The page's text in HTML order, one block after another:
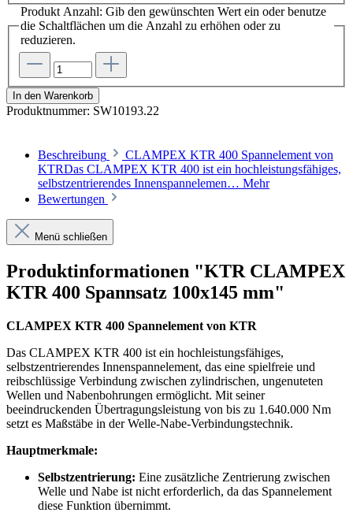
Produkt Anzahl: Gib den gewünschten Wert ein oder benutze
die Schaltflächen um die Anzahl zu erhöhen oder zu
reduzieren.
In den Warenkorb
Produktnummer: SW10193.22
Beschreibung
CLAMPEX KTR 400 Spannelement von
KTRDas CLAMPEX KTR 400 ist ein hochleistungsfähiges,
selbstzentrierendes Innenspannelemen… Mehr
Bewertungen
Menü schließen
Produktinformationen "KTR CLAMPEX
KTR 400 Spannsatz 100x145 mm"
CLAMPEX KTR 400 Spannelement von KTR
Das CLAMPEX KTR 400 ist ein hochleistungsfähiges,
selbstzentrierendes Innenspannelement, das eine spielfreie und
reibschlüssige Verbindung zwischen zylindrischen, ungenuteten
Wellen und Nabenbohrungen ermöglicht. Mit seiner
beeindruckenden Übertragungsleistung von bis zu 1.640.000 Nm
setzt es Maßstäbe in der Welle-Nabe-Verbindungstechnik.
Hauptmerkmale:
Selbstzentrierung: Eine zusätzliche Zentrierung zwischen
Welle und Nabe ist nicht erforderlich, da das Spannelement
diese Funktion übernimmt.